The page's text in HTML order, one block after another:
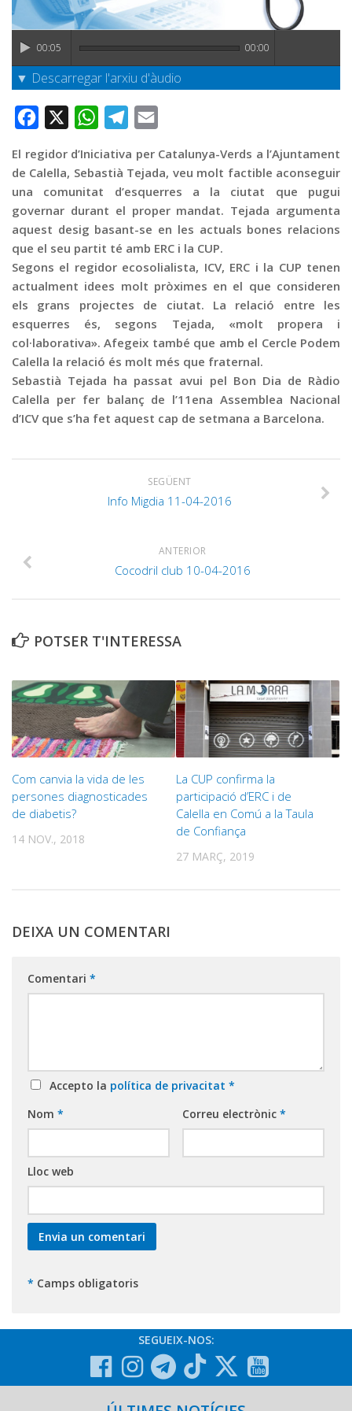
Publicitat
00:05 00:00
▼ Descarregar l'arxiu d'àudio
Facebook WhatsAppTelegram
El regidor d’Iniciativa per Catalunya-Verds a l’Ajuntament
de Calella, Sebastià Tejada, veu molt factible aconseguir
una comunitat d’esquerres a la ciutat que pugui
governar durant el proper mandat. Tejada argumenta
aquest desig basant-se en les actuals bones relacions
que el seu partit té amb ERC i la CUP.
Segons el regidor ecosolialista, ICV, ERC i la CUP tenen
actualment idees molt pròximes en el que consideren
els grans projectes de ciutat. La relació entre les
esquerres és, segons Tejada, «molt propera i
col·laborativa». Afegeix també que amb el Cercle Podem
Calella la relació és molt més que fraternal.
Sebastià Tejada ha passat avui pel Bon Dia de Ràdio
Calella per fer balanç de l’11ena Assemblea Nacional
d’ICV que s’ha fet aquest cap de setmana a Barcelona.
SEGÜENT
Info Migdia 11-04-2016
ANTERIOR
Cocodril club 10-04-2016
POTSER T'INTERESSA
Com canvia la vida de les
persones diagnosticades
de diabetis?
14 NOV., 2018
La CUP confirma la
participació d’ERC i de
Calella en Comú a la Taula
de Confiança
27 MARÇ, 2019
DEIXA UN COMENTARI
Comentari *
Accepto la política de privacitat *
Nom * Correu electrònic *
Lloc web
* Camps obligatoris
SEGUEIX-NOS: